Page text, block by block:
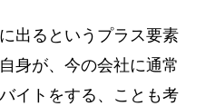
出るというプラス要素
身が、今の会社に通常
イトをする、ことも考